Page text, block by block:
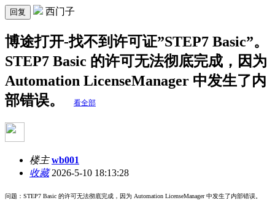
回复 西门子
博途打开-找不到许可证”STEP7 Basic”。
STEP7 Basic 的许可无法彻底完成，因为
Automation LicenseManager 中发生了内
部错误。
看全部
楼主 wb001
收藏2026-5-10 18:13:28
问题：STEP7 Basic 的许可无法彻底完成，因为 Automation LicenseManager 中发生了内部错误。